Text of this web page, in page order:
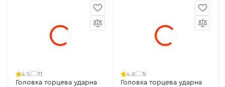
4.5 11
Головка торцева ударна
4.8 5
Головка торцева ударна